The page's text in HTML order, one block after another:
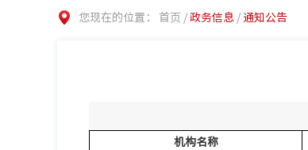
您现在的位置： 首页 /政务信息 / 通知公告
机构名称